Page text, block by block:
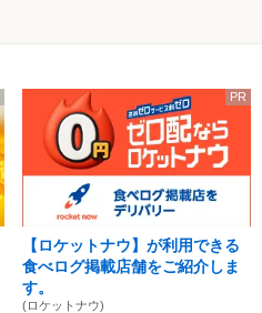
PR
【ロケットナウ】が利用できる
食べログ掲載店舗をご紹介しま
す。
(ロケットナウ)